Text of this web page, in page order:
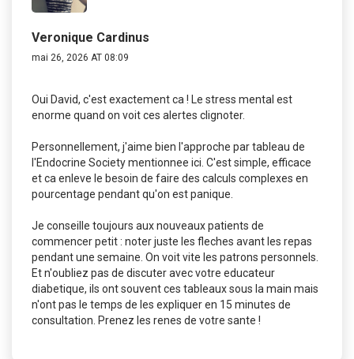
Veronique Cardinus
mai 26, 2026 AT 08:09
Oui David, c'est exactement ca ! Le stress mental est
enorme quand on voit ces alertes clignoter.
Personnellement, j'aime bien l'approche par tableau de
l'Endocrine Society mentionnee ici. C'est simple, efficace
et ca enleve le besoin de faire des calculs complexes en
pourcentage pendant qu'on est panique.
Je conseille toujours aux nouveaux patients de
commencer petit : noter juste les fleches avant les repas
pendant une semaine. On voit vite les patrons personnels.
Et n'oubliez pas de discuter avec votre educateur
diabetique, ils ont souvent ces tableaux sous la main mais
n'ont pas le temps de les expliquer en 15 minutes de
consultation. Prenez les renes de votre sante !